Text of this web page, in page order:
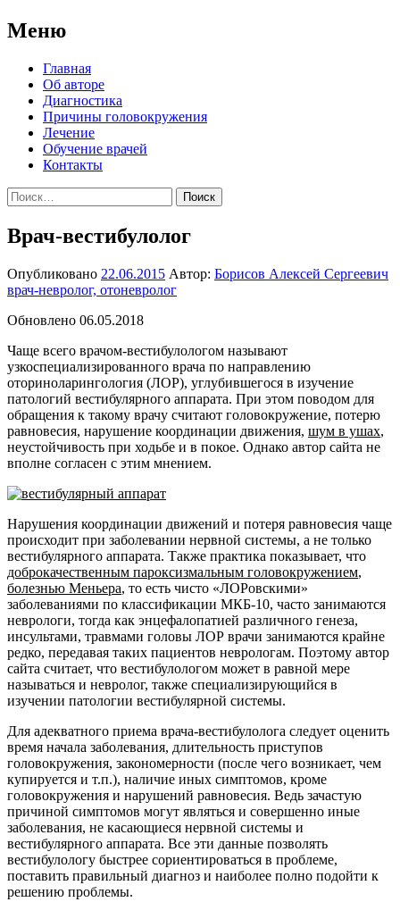
Меню
Перейти
содержимому
Главная
Об авторе
Диагностика
Причины головокружения
Лечение
Обучение врачей
Контакты
Найти:
Врач-вестибулолог
Опубликовано 22.06.2015 Автор: Борисов Алексей Сергеевич
врач-невролог, отоневролог
Обновлено 06.05.2018
Чаще всего врачом-вестибулологом называют
узкоспециализированного врача по направлению
оториноларингология (ЛОР), углубившегося в изучение
патологий вестибулярного аппарата. При этом поводом для
обращения к такому врачу считают головокружение, потерю
равновесия, нарушение координации движения, шум в ушах,
неустойчивость при ходьбе и в покое. Однако автор сайта не
вполне согласен с этим мнением.
Нарушения координации движений и потеря равновесия чаще
происходит при заболевании нервной системы, а не только
вестибулярного аппарата. Также практика показывает, что
доброкачественным пароксизмальным головокружением,
болезнью Меньера, то есть чисто «ЛОРовскими»
заболеваниями по классификации МКБ-10, часто занимаются
неврологи, тогда как энцефалопатией различного генеза,
инсультами, травмами головы ЛОР врачи занимаются крайне
редко, передавая таких пациентов неврологам. Поэтому автор
сайта считает, что вестибулологом может в равной мере
называться и невролог, также специализирующийся в
изучении патологии вестибулярной системы.
Для адекватного приема врача-вестибулолога следует оценить
время начала заболевания, длительность приступов
головокружения, закономерности (после чего возникает, чем
купируется и т.п.), наличие иных симптомов, кроме
головокружения и нарушений равновесия. Ведь зачастую
причиной симптомов могут являться и совершенно иные
заболевания, не касающиеся нервной системы и
вестибулярного аппарата. Все эти данные позволять
вестибулологу быстрее сориентироваться в проблеме,
поставить правильный диагноз и наиболее полно подойти к
решению проблемы.